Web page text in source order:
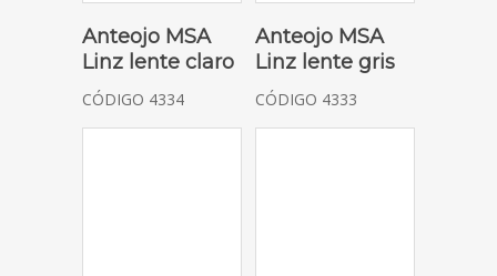
SOLICITAR COTIZACIÓN
Anteojo MSA
Linz lente claro
CÓDIGO 4334
SOLICITAR COTIZACIÓN
Anteojo MSA
Linz lente gris
CÓDIGO 4333